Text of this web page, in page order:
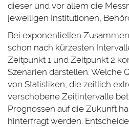
dieser und vor allem die
jeweiligen Institutionen,
Bei exponentiellen
schon nach kürzesten
Zeitpunkt 1 und Zeitpunkt 2
Szenarien darstellen. Welche
von Statistiken, die zeitlich
verschobene Zeitintervalle
Prognossen auf die Zukunft
hinterfragt werden.